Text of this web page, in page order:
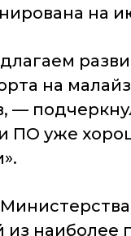
на
на
—
ПО уже
.
из наиболее